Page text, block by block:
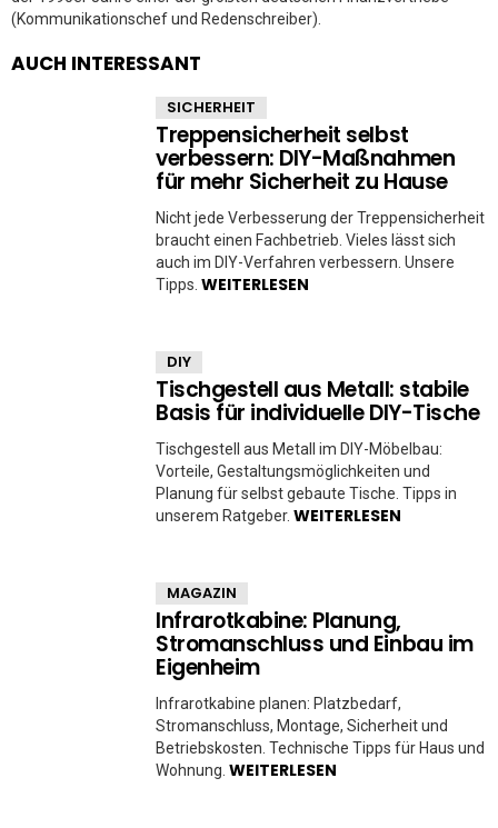
(Kommunikationschef und Redenschreiber).
AUCH INTERESSANT
SICHERHEIT
Treppensicherheit selbst
verbessern: DIY-Maßnahmen
für mehr Sicherheit zu Hause
Nicht jede Verbesserung der Treppensicherheit
braucht einen Fachbetrieb. Vieles lässt sich
auch im DIY-Verfahren verbessern. Unsere
Tipps. WEITERLESEN
DIY
Tischgestell aus Metall: stabile
Basis für individuelle DIY-Tische
Tischgestell aus Metall im DIY-Möbelbau:
Vorteile, Gestaltungsmöglichkeiten und
Planung für selbst gebaute Tische. Tipps in
unserem Ratgeber. WEITERLESEN
MAGAZIN
Infrarotkabine: Planung,
Stromanschluss und Einbau im
Eigenheim
Infrarotkabine planen: Platzbedarf,
Stromanschluss, Montage, Sicherheit und
Betriebskosten. Technische Tipps für Haus und
Wohnung. WEITERLESEN